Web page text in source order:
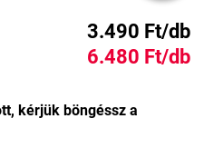
3.490 Ft/db
6.480 Ft/db
kérjük böngéssz a